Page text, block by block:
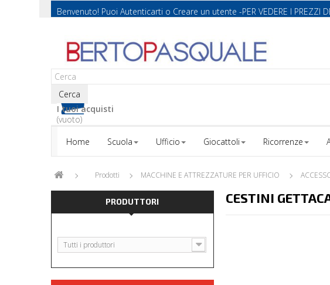
Benvenuto! Puoi Autenticarti o Creare un utente -PER VEDERE I PREZZI
Cerca
I tuoi acquisti
(vuoto)
Home
Scuola Ufficio Giocattoli Ricorrenze
Prodotti MACCHINE E ATTREZZATURE PER UFFICIO
PRODUTTORI
Tutti i produttori
CESTINI